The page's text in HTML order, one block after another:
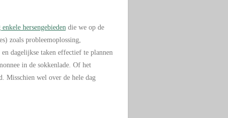
enkele hersengebiedendie we op de
zoals probleemoplossing,
dagelijkse taken effectief te plannen
in de sokkenlade. Of het
Misschien wel over de hele dag